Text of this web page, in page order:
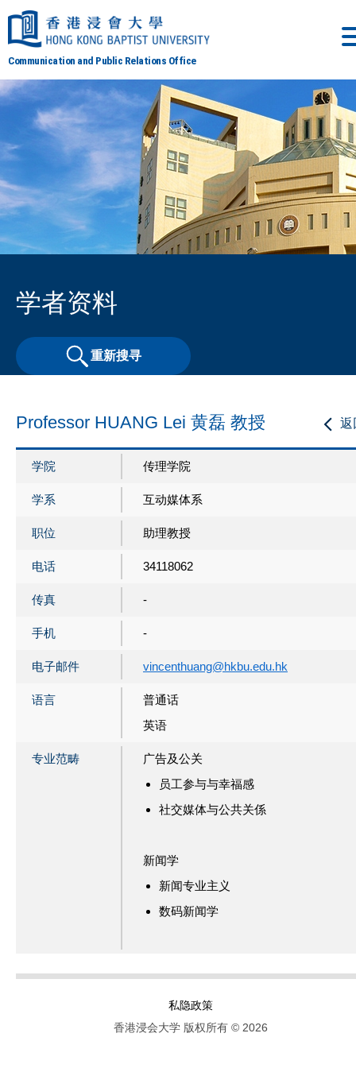
Communication and Public Relations Office
学者资料
重新搜寻
返
Professor HUANG Lei 黄磊 教授
学院 传理学院
学系 互动媒体系
职位 助理教授
电话 34118062
传真 -
手机 -
电子邮件 vincenthuang@hkbu.edu.hk
语言
普通话
英语
专业范畴
广告及公关
员工参与与幸福感
社交媒体与公共关係
新闻学
新闻专业主义
数码新闻学
私隐政策
香港浸会大学 版权所有 © 2026